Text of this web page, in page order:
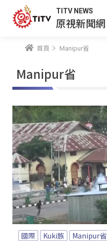
TITV NEWS
原視新聞網
首頁 Manipur省
Manipur省
國際 Kuki族 Manipur省